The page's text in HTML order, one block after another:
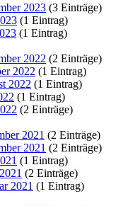
2023 (3 Einträge)
(1 Eintrag)
(1 Eintrag)
2022 (2 Einträge)
2022 (1 Eintrag)
2022 (1 Eintrag)
(1 Eintrag)
(2 Einträge)
2021 (2 Einträge)
2021 (2 Einträge)
(1 Eintrag)
(2 Einträge)
2021 (1 Eintrag)